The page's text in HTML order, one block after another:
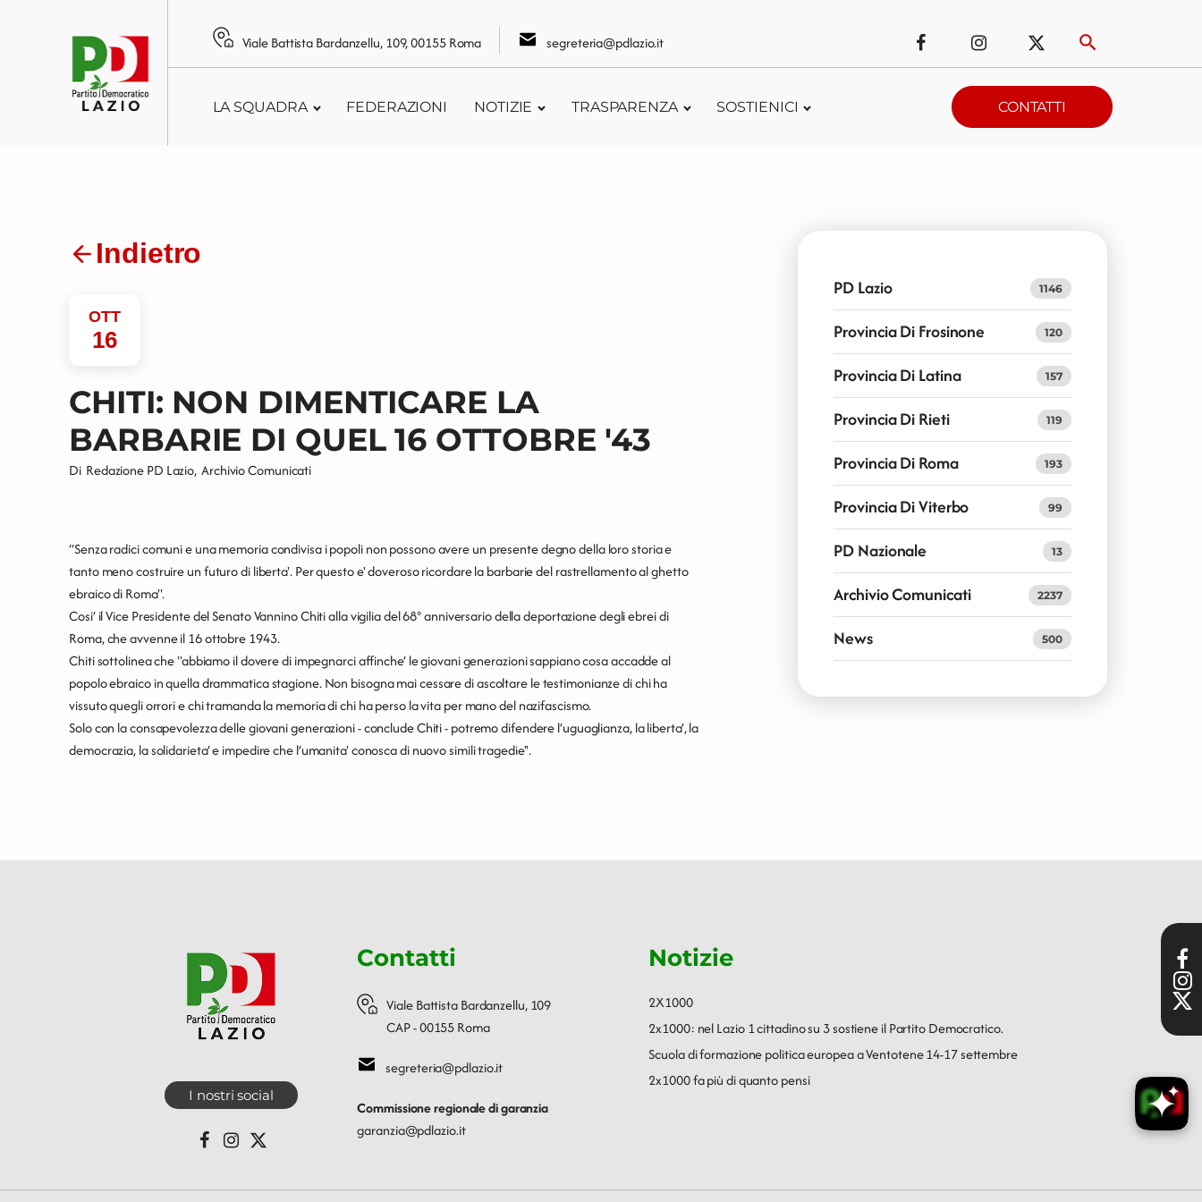
Viale Battista Bardanzellu, 109, 00155 Roma segreteria@pdlazio.it
LA SQUADRA FEDERAZIONI NOTIZIE TRASPARENZA SOSTIENICI CONTATTI
Indietro
OTT
16
CHITI: NON DIMENTICARE LA
BARBARIE DI QUEL 16 OTTOBRE '43
Di Redazione PD Lazio, Archivio Comunicati
“Senza radici comuni e una memoria condivisa i popoli non possono avere un presente degno della loro storia e
tanto meno costruire un futuro di liberta'. Per questo e' doveroso ricordare la barbarie del rastrellamento al ghetto
ebraico di Roma''.
Cosi’ il Vice Presidente del Senato Vannino Chiti alla vigilia del 68° anniversario della deportazione degli ebrei di
Roma, che avvenne il 16 ottobre 1943.
Chiti sottolinea che ''abbiamo il dovere di impegnarci affinche’ le giovani generazioni sappiano cosa accadde al
popolo ebraico in quella drammatica stagione. Non bisogna mai cessare di ascoltare le testimonianze di chi ha
vissuto quegli orrori e chi tramanda la memoria di chi ha perso la vita per mano del nazifascismo.
Solo con la consapevolezza delle giovani generazioni - conclude Chiti - potremo difendere l’uguaglianza, la liberta’, la
democrazia, la solidarieta’ e impedire che l’umanita' conosca di nuovo simili tragedie''.
PD Lazio 1146
Provincia Di Frosinone 120
Provincia Di Latina 157
Provincia Di Rieti 119
Provincia Di Roma 193
Provincia Di Viterbo 99
PD Nazionale 13
Archivio Comunicati 2237
News 500
I nostri social
Contatti
Viale Battista Bardanzellu, 109
CAP - 00155 Roma
segreteria@pdlazio.it
Commissione regionale di garanzia
garanzia@pdlazio.it
Notizie
2X1000
2x1000: nel Lazio 1 cittadino su 3 sostiene il Partito Democratico.
Scuola di formazione politica europea a Ventotene 14-17 settembre
2x1000 fa più di quanto pensi